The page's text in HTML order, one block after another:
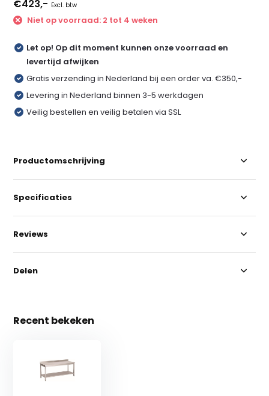
€423,- Excl. btw
Niet op voorraad: 2 tot 4 weken
Let op! Op dit moment kunnen onze voorraad en
levertijd afwijken
Gratis verzending in Nederland bij een order va. €350,-
Levering in Nederland binnen 3-5 werkdagen
Veilig bestellen en veilig betalen via SSL
Productomschrijving
Specificaties
Reviews
Delen
Recent bekeken